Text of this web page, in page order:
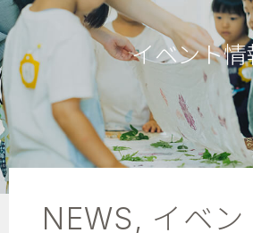
イベント情
NEWS, イベン